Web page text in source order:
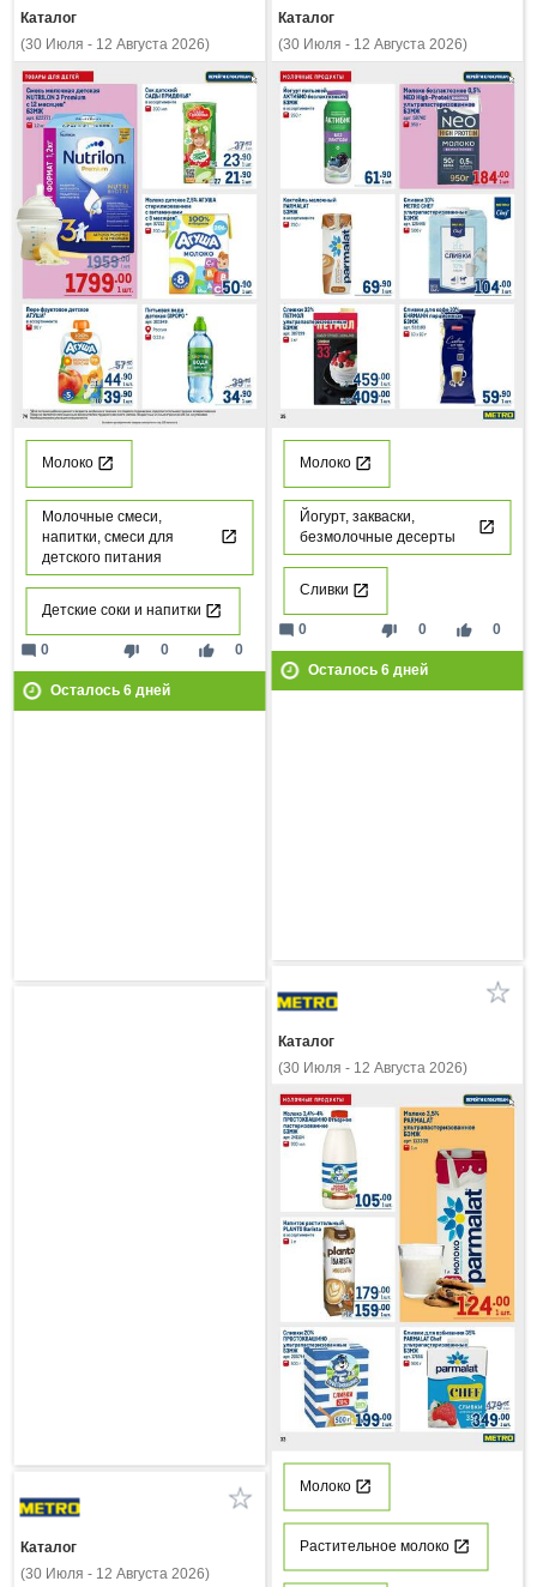
Каталог
(30 Июля - 12 Августа 2026)
Молоко
Молочные смеси,
напитки, смеси для
детского питания
Детские соки и напитки
thumb_down 0 thumb_up 0
mode_comment 0
Осталось 6дней
Каталог
(30 Июля - 12 Августа 2026)
Молоко
Йогурт, закваски,
безмолочные десерты
Сливки
thumb_down 0 thumb_up 0
mode_comment 0
Осталось 6дней
Каталог
(30 Июля - 12 Августа 2026)
Молоко
Растительное молоко
Каталог
(30 Июля - 12 Августа 2026)